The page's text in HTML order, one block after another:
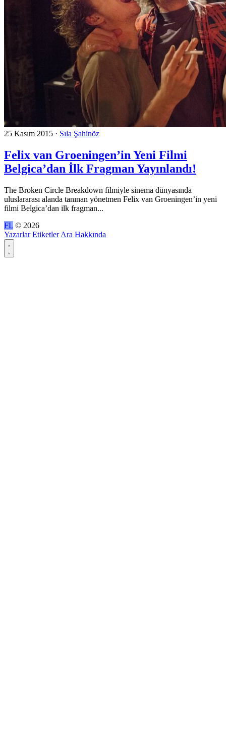
25 Kasım 2015 · Sıla Şahinöz
Felix van Groeningen’in Yeni Filmi
Belgica’dan İlk Fragman Yayınlandı!
The Broken Circle Breakdown filmiyle sinema dünyasında
uluslararası alanda tanınan yönetmen Felix van Groeningen’in yeni
filmi Belgica’dan ilk fragman...
FL © 2026
Yazarlar Etiketler Ara Hakkında